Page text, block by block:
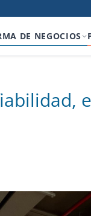
DE NEGOCIOS